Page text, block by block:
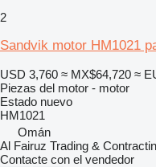
2
Sandvik motor HM1021
USD 3,760 ≈ MX$64,720 ≈
Piezas del motor - motor
Estado nuevo
HM1021
Omán
Al Fairuz Trading &
Contacte con el vendedor